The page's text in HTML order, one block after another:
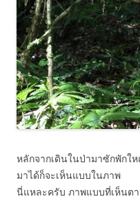
หลักจากเดินในป่ามาซักพักใ
มาได้ก็จะเห็นแบบในภาพ
นี่แหละครับ ภาพแบบที่เห็นตา